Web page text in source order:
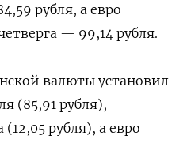
рубля, а евро
— 99,14 рубля.
валюты установил
(85,91 рубля),
рубля), а евро